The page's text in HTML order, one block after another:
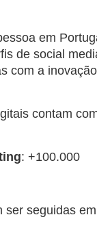
em
de social
com a
contam
: +100.000
ser seguidas